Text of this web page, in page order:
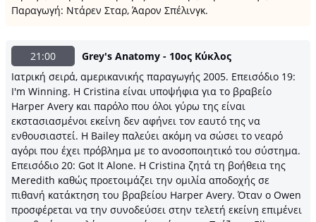
Παραγωγή: Ντάρεν Σταρ, Άαρον Σπέλινγκ.
21:00
Grey's Anatomy - 10ος Κύκλος
Ιατρική σειρά, αμερικανικής παραγωγής 2005. Επεισόδιο 19:
I'm Winning. Η Cristina είναι υποψήφια για το βραβείο
Harper Avery και παρόλο που όλοι γύρω της είναι
εκστασιασμένοι εκείνη δεν αφήνει τον εαυτό της να
ενθουσιαστεί. Η Bailey παλεύει ακόμη να σώσει το νεαρό
αγόρι που έχει πρόβλημα με το ανοσοποιητικό του σύστημα.
Επεισόδιο 20: Got It Alone. Η Cristina ζητά τη βοήθεια της
Meredith καθώς προετοιμάζει την ομιλία αποδοχής σε
πιθανή κατάκτηση του βραβείου Harper Avery. Όταν ο Owen
προσφέρεται να την συνοδεύσει στην τελετή εκείνη επιμένει